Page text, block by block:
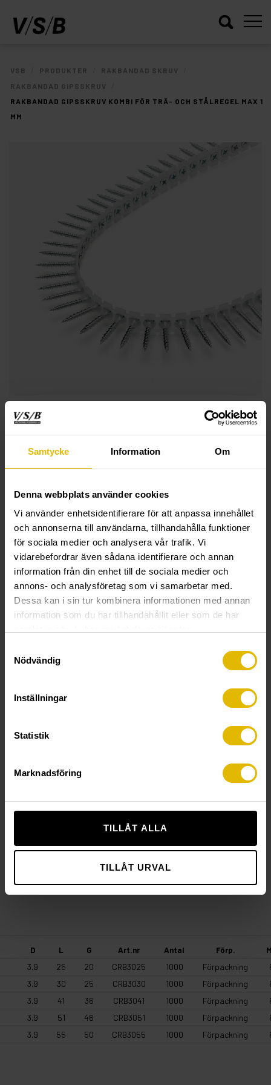
Samtycke Information Om
Denna webbplats använder cookies
Vi använder enhetsidentifierare för att anpassa innehållet
och annonserna till användarna, tillhandahålla funktioner
för sociala medier och analysera vår trafik. Vi
vidarebefordrar även sådana identifierare och annan
information från din enhet till de sociala medier och
annons- och analysföretag som vi samarbetar med.
Dessa kan i sin tur kombinera informationen med annan
information som du har tillhandahållit eller som de har
Nödvändig
Inställningar
Statistik
Marknadsföring
TILLÅT ALLA
TILLÅT URVAL
VSB PRODUKTER RAKBANDAD SKRUV
RAKBANDAD GIPSSKRUV
RAKBANDAD GIPSSKRUV KOMBI FÖR TRÄ- OCH STÅLREGEL MAX 1
MM
TEKNISK INFORMATION
Rakbandad gipsskruv kombi för trä- och
stålregel max 1 mm
Funktion:Vass spets med dubbelledande trä- och
gipsskivan utan att skada pappskiktet.
Ytbehandling:Elförzinkad 5 my, för inomhusbruk.
5.000 r/m rekommenderas.
Ca 15 st/m², skruvavstånd 20 cm på
skivkant och 30 cm på inre delen.
ENHETSGUIDE
D L G Art.nr Antal Förp.
3.9 25 20 CRB3025 1000 Förpackning
3.9
30 25 CRB3030 1000 Förpackning
3.9
41 36 CRB3041 1000 Förpackning
3.9
51 46 CRB3051 1000 Förpackning
3.9
55 50 CRB3055 1000 Förpackning